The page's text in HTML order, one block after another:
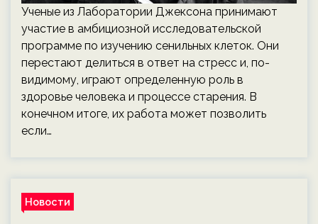
Ученые из Лаборатории Джексона принимают
участие в амбициозной исследовательской
программе по изучению сенильных клеток. Они
перестают делиться в ответ на стресс и, по-
видимому, играют определенную роль в
здоровье человека и процессе старения. В
конечном итоге, их работа может позволить
если…
Новости